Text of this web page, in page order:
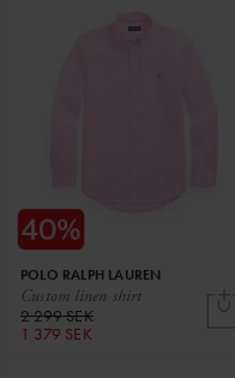
Custom linen shirt
POLO RALPH LAUREN
2 299 SEK
1 379 SEK